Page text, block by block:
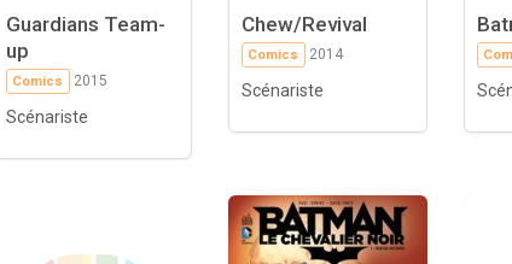
Guardians Team-
up
Comics 2015
Scénariste
Chew/Revival
Comics 2014
Scénariste